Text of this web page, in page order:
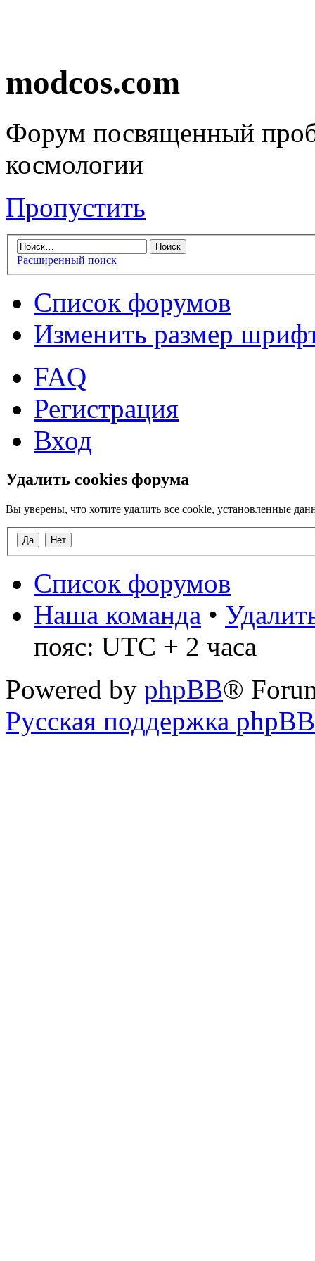
modcos.com
Форум посвященный
космологии
Пропустить
Расширенный поиск
Список форумов
Изменить размер
FAQ
Регистрация
Вход
Удалить cookies форума
Вы уверены, что хотите удалить все cookie, установленные
Список форумов
Наша команда •
пояс: UTC + 2 часа
Powered by phpBB®
Русская поддержка phpBB